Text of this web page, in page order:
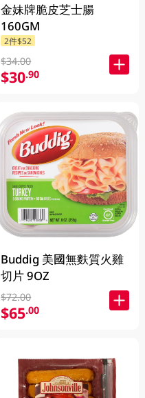
金妹牌脆皮芝士腸
160GM
2件$52
$34.00
$30.90
Buddig 美國無麩質火雞
切片 9OZ
$72.00
$65.00